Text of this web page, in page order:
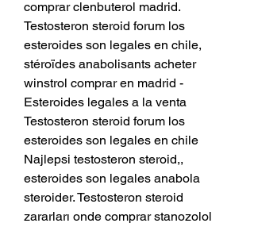
comprar clenbuterol madrid.
Testosteron steroid forum los
esteroides son legales en chile,
stéroïdes anabolisants acheter
winstrol comprar en madrid -
Esteroides legales a la venta
Testosteron steroid forum los
esteroides son legales en chile
Najlepsi testosteron steroid,,
esteroides son legales anabola
steroider. Testosteron steroid
zararları onde comprar stanozolol